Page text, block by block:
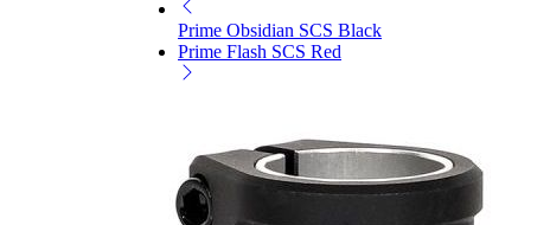
Prime Obsidian SCS Black
Prime Flash SCS Red